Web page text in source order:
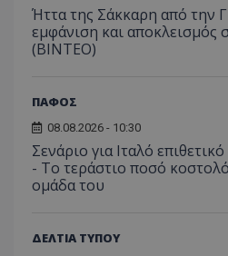
Ήττα της Σάκκαρη από την
εμφάνιση και αποκλεισμός
(ΒΙΝΤΕΟ)
ΠΑΦΟΣ
08.08.2026 - 10:30
Σενάριο για Ιταλό
- Το τεράστιο ποσό
ομάδα του
ΔΕΛΤΙΑ ΤΥΠΟΥ